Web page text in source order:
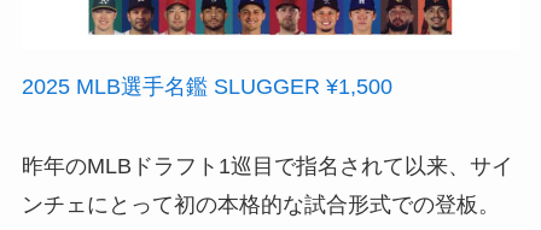
2025 MLB選手名鑑 SLUGGER ¥1,500
昨年のMLBドラフト1巡目で指名されて以来、サイ
ンチェにとって初の本格的な試合形式での登板。